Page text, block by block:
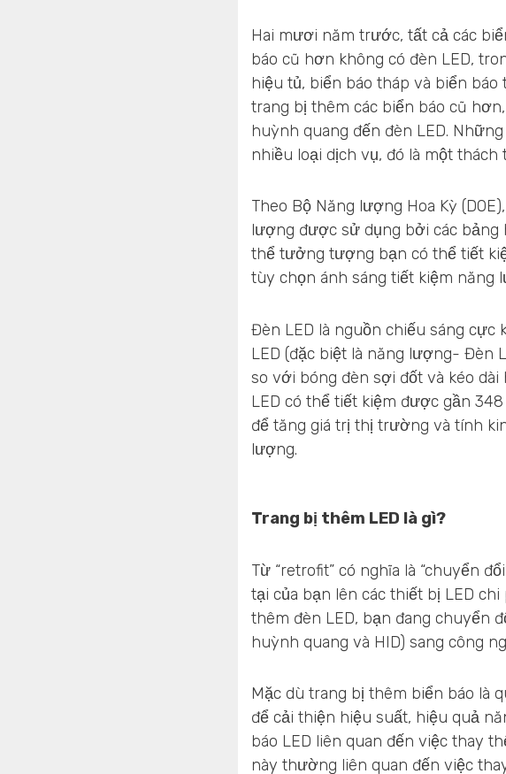
Hai mươi năm trước, tất cả các
báo cũ hơn không có đèn LED,
hiệu tủ, biển báo tháp và biển
trang bị thêm các biển báo cũ
huỳnh quang đến đèn LED.
nhiều loại dịch vụ, đó là một thách
Theo Bộ Năng lượng Hoa Kỳ
lượng được sử dụng bởi các bảng
thể tưởng tượng bạn có thể tiết
tùy chọn ánh sáng tiết kiệm năng
Đèn LED là nguồn chiếu sáng cực
LED (đặc biệt là năng lượng- Đèn
so với bóng đèn sợi đốt và kéo
LED có thể tiết kiệm được gần
để tăng giá trị thị trường và tính
lượng.
Trang bị thêm LED là gì?
Từ “retrofit” có nghĩa là “chuyển
tại của bạn lên các thiết bị LED
thêm đèn LED, bạn đang chuyển
huỳnh quang và HID) sang công
Mặc dù trang bị thêm biển báo là
để cải thiện hiệu suất, hiệu quả
báo LED liên quan đến việc thay
này thường liên quan đến việc